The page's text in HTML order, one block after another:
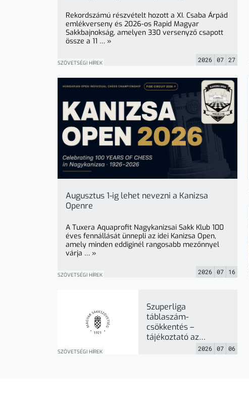
Rekordszámú részvételt hozott a XI. Csaba Árpád
emlékverseny és 2026-os Rapid Magyar
Sakkbajnokság, amelyen 330 versenyző csapott
össze a 11 … »
SZÖVETSÉGI HÍREK 2026 07 27
Augusztus 1-ig lehet nevezni a Kanizsa
Openre
A Tuxera Aquaprofit Nagykanizsai Sakk Klub 100
éves fennállását ünnepli az idei Kanizsa Open,
amely minden eddiginél rangosabb mezőnnyel
várja … »
SZÖVETSÉGI HÍREK 2026 07 16
Szuperliga
táblaszám-
csökkentés –
tájékoztató az
Elnökség általi
felülvizsgálatról
SZÖVETSÉGI HÍREK 2026 07 06